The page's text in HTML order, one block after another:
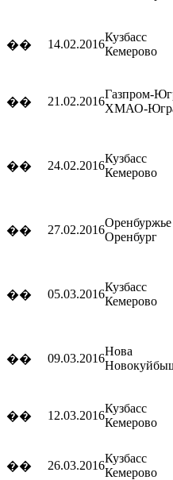
�� 14.02.2016
Кузбасс
Кемерово
�� 21.02.2016
Газпром-
ХМАО-
�� 24.02.2016
Кузбасс
Кемерово
�� 27.02.2016
Оренбуржье
Оренбург
�� 05.03.2016
Кузбасс
Кемерово
�� 09.03.2016
Нова
�� 12.03.2016
Кузбасс
Кемерово
�� 26.03.2016
Кузбасс
Кемерово